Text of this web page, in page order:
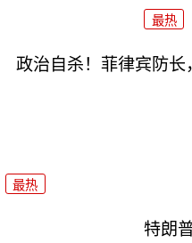
最热
政治自杀！菲律宾防长
最热
特朗